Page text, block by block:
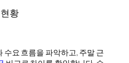
황
수요 흐름을 파악하고, 주말 근